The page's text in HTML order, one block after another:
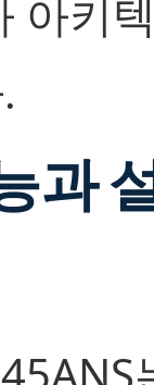
아키
과